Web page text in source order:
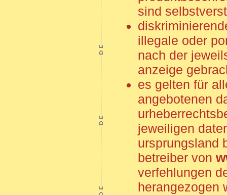
sind
illegale oder
nach der
anzeige
es gelten für
angebotenen
jeweiligen
ursprungsland
betreiber von
verfehlungen
herangezogen